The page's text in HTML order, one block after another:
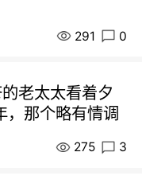
291 0
老太太看着夕
，那个略有情调
275 3